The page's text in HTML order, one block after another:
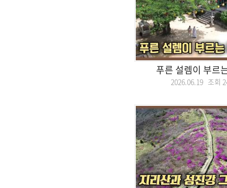
푸른 설렘이 부르
2026.06.19 조회